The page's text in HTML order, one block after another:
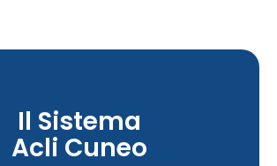
Il Sistema
Acli Cuneo